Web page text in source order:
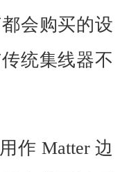
会购买的设
统集线器不
作 Matter 边